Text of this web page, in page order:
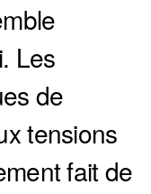
Les
de
tensions
fait de